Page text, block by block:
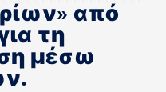
από
τη
μέσω